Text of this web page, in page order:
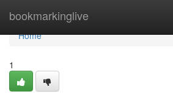
bookmarkinglive
Home
Home
1